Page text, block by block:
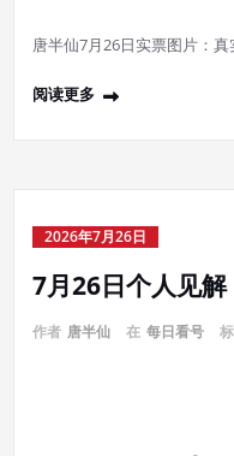
唐半仙7月26日实票图片：真
阅读更多
2026年7月26日
7月26日个人见解
作者 唐半仙 在 每日看号